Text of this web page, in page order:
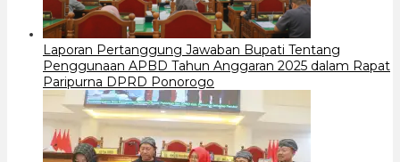
Laporan Pertanggung Jawaban Bupati Tentang
Penggunaan APBD Tahun Anggaran 2025 dalam Rapat
Paripurna DPRD Ponorogo